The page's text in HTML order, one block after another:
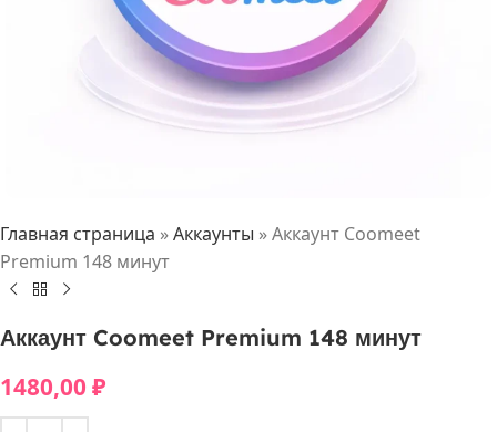
Главная страница »Аккаунты »Аккаунт Coomeet
Premium 148 минут
Аккаунт Coomeet Premium 148 минут
1480,00 ₽